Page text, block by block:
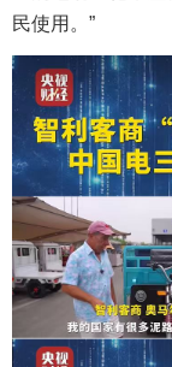
民使用。”